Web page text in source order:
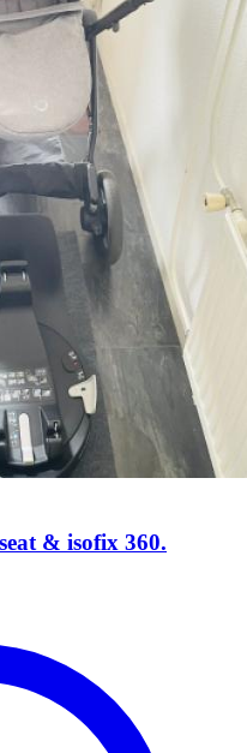
& isofix 360.